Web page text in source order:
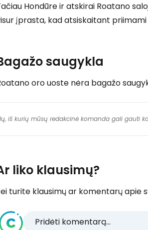
Hondūre ir atskirai Roatano
įprasta, kad atsiskaitant priimami
saugykla
oro uoste nėra bagažo
iš kurių mūsų redakcinė komanda gali gauti
liko klausimų?
turite klausimų ar komentarų apie
Pridėti komentarą...